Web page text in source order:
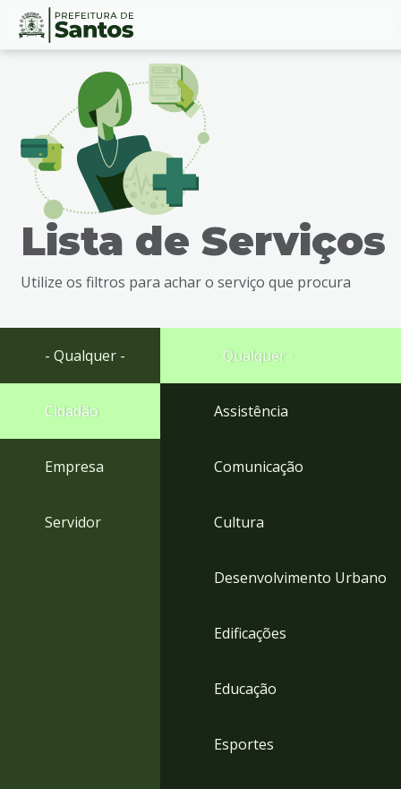
Ir
busca
Ir
rodapé
Conteúdo
Lista de Serviços
Utilize os filtros para achar o serviço que procura
- Qualquer -
Cidadão
Empresa
Servidor
- Qualquer -
Assistência
Comunicação
Cultura
Desenvolvimento Urbano
Edificações
Educação
Esportes